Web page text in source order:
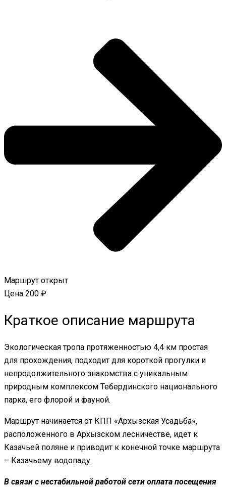
Маршрут открыт
Цена 200 ₽
Краткое описание маршрута
Экологическая тропа протяженностью 4,4 км простая
для прохождения, подходит для короткой прогулки и
непродолжительного знакомства с уникальным
природным комплексом Тебердинского национального
парка, его флорой и фауной.
Маршрут начинается от КПП «Архызская Усадьба»,
расположенного в Архызском лесничестве, идет к
Казачьей поляне и приводит к конечной точке маршрута
– Казачьему водопаду.
В связи с нестабильной работой сети оплата посещения